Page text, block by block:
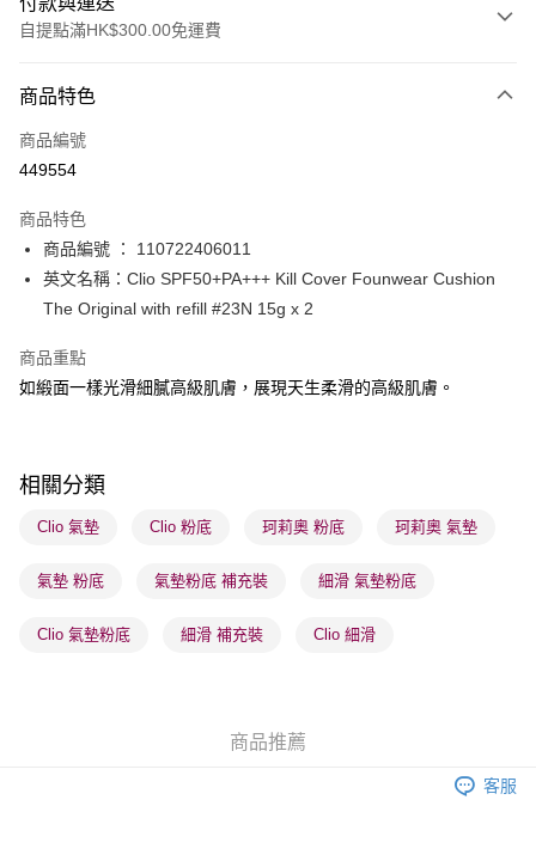
自提點滿HK$300.00免運費
信用卡
Apple Pay
PayMe
WeChat Pay
送貨方式
每筆HK$65.00，滿HK$300.00或以上免運費
確認發貨後1-3 工作天送達，訂單將隨機分配至SF順豐速運或京東
每筆HK$65.00，滿HK$300.00或以上免運費
每筆HK$20.00，滿HK$100.00或以上免運費
(澳門門市) 只顯示可選門市。確認發貨後2-5個工作天到店，3天內
商品特色
商品編號
449554
商品特色
商品編號 ： 110722406011
英文名稱：Clio SPF50+PA+++ Kill Cover Founwear Cushion
The Original with refill #23N 15g x 2
商品重點
如緞面一樣光滑細膩高級肌膚，展現天生柔滑的高級肌膚。
相關分類
Clio 氣墊 Clio 粉底 珂莉奧 粉底 珂莉奧 氣墊
氣墊 粉底 氣墊粉底 補充裝 細滑 氣墊粉底
Clio 氣墊粉底 細滑 補充裝 Clio 細滑
商品推薦
客服